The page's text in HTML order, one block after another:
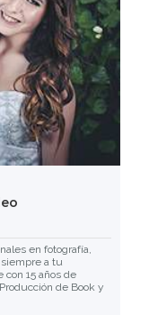
en fotografía,
a tu
con 15 años de
de Book y